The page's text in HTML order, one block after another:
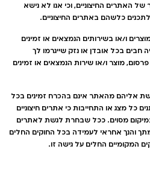
האתרים החיצוניים, וכי אנו לא נישא
כלשהם באתרים החיצוניים.
ו/או בשירותים הנמצאים או זמינים
חבים בכל אובדן או נזק שייגרמו לך
מוצר ו/או שירות הנמצאים או זמינים
אליהם מהאתר אינם בהכרח זמינים בכל
כל מצג או התחייבות כי אתרים חיצוניים
מסוים. ככל שבחרת לגשת לאתרים
והנך אחראי לעמידה בכל החוקים החלים
המקומיים החלים על גישה זו.